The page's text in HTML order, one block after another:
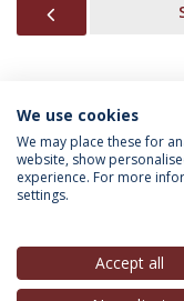
INFORMAÇÃO
We use cookies
We may place these for
website, show
experience. For more
settings.
Accept all